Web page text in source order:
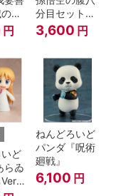
円
分目セット
『ドラゴンボ
ールZ』
3,600 円
ど
らゐ
ねんどろいど
パンダ『呪術
廻戦』
6,100 円